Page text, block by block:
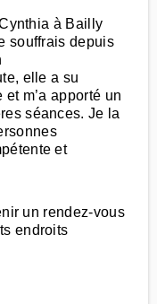
à Bailly
souffrais depuis
elle a su
m’a apporté un
séances. Je la
et
un rendez-vous
endroits